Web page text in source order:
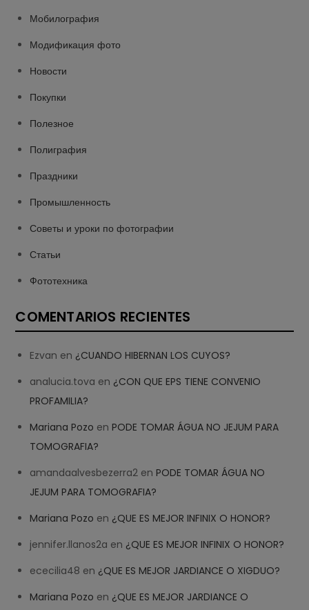
Мобилография
Модификация фото
Новости
Покупки
Полезное
Полиграфия
Праздники
Промышленность
Советы и уроки по фотографии
Статьи
Фототехника
COMENTARIOS RECIENTES
Ezvan en ¿CUANDO HIBERNAN LOS CUYOS?
analucia.tova en ¿CON QUE EPS TIENE CONVENIO
PROFAMILIA?
Mariana Pozo enPODE TOMAR ÁGUA NO JEJUM PARA
TOMOGRAFIA?
amandaalvesbezerra2 enPODE TOMAR ÁGUA NO
JEJUM PARA TOMOGRAFIA?
Mariana Pozo en ¿QUE ES MEJOR INFINIX O HONOR?
jennifer.llanos2a en ¿QUE ES MEJOR INFINIX O HONOR?
ececilia48 en ¿QUE ES MEJOR JARDIANCE O XIGDUO?
Mariana Pozo en ¿QUE ES MEJOR JARDIANCE O